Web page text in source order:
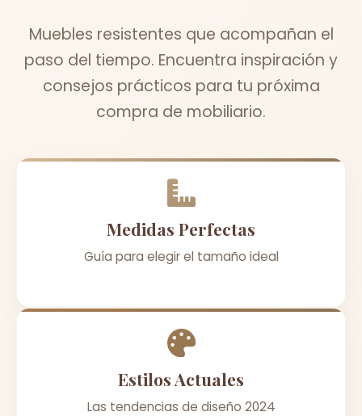
Muebles resistentes que acompañan el
paso del tiempo. Encuentra inspiración y
consejos prácticos para tu próxima
compra de mobiliario.
Medidas Perfectas
Guía para elegir el tamaño ideal
Estilos Actuales
Las tendencias de diseño 2024